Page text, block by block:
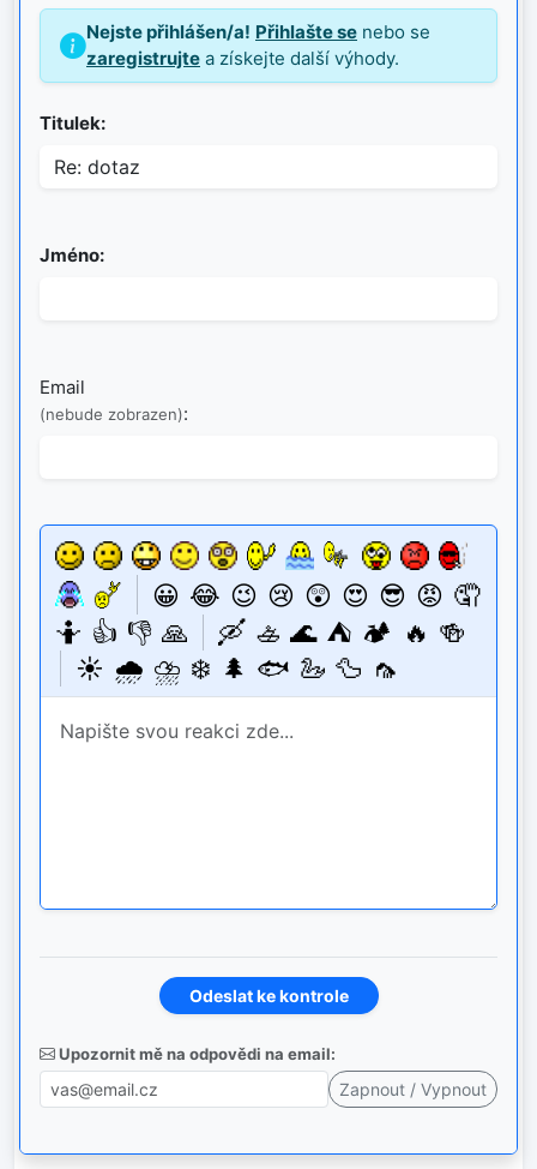
Nejste přihlášen/a! Přihlašte se nebo se
zaregistrujte a získejte další výhody.
Titulek:
Jméno:
Email
(nebude zobrazen):
😀 😂 😉 😢 😲 😍 😎 😡 🤦
🤷 👍 👎 🙏 🛶 🚣 🌊 ⛺ 🏕️ 🔥 🍻
☀️ 🌧️ ⛈️ ❄️ 🌲 🐟 🦢 🦆 🦟
Upozornit mě na odpovědi na email: